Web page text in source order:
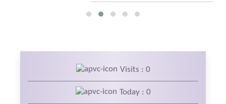
Visits : 0
Today : 0